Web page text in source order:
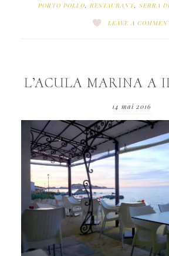
PORTO POLLO
RESTAURANT, SERRA
LEAVE A
L’ACULA MARINA A
14 mai 2016